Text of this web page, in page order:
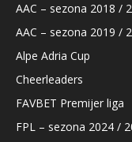
AAC – sezona 2018 /
AAC – sezona 2019 /
Alpe Adria Cup
Cheerleaders
FAVBET Premijer liga
FPL – sezona 2024 /